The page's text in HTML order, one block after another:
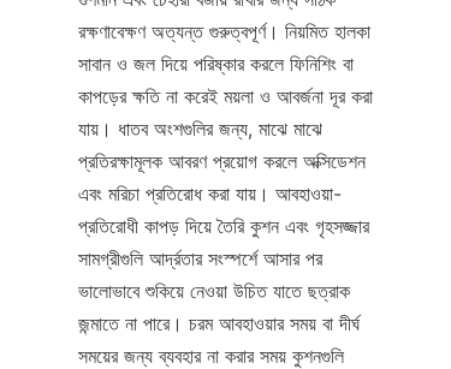
রক্ষণাবেক্ষণ অত্যন্ত গুরুত্বপূর্ণ। নিয়মিত হালকা
সাবান ও জল দিয়ে পরিষ্কার করলে ফিনিশিং বা
কাপড়ের ক্ষতি না করেই ময়লা ও আবর্জনা দূর করা
যায়। ধাতব অংশগুলির জন্য, মাঝে মাঝে
প্রতিরক্ষামূলক আবরণ প্রয়োগ করলে অক্সিডেশন
এবং মরিচা প্রতিরোধ করা যায়। আবহাওয়া-
প্রতিরোধী কাপড় দিয়ে তৈরি কুশন এবং গৃহসজ্জার
সামগ্রীগুলি আর্দ্রতার সংস্পর্শে আসার পর
ভালোভাবে শুকিয়ে নেওয়া উচিত যাতে ছত্রাক
জন্মাতে না পারে। চরম আবহাওয়ার সময় বা দীর্ঘ
সময়ের জন্য ব্যবহার না করার সময় কুশনগুলি